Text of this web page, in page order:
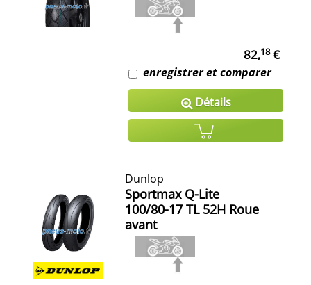
82,18€
enregistrer et comparer
Détails
Dunlop
Sportmax Q-Lite
100/80-17 TL52H Roue
avant